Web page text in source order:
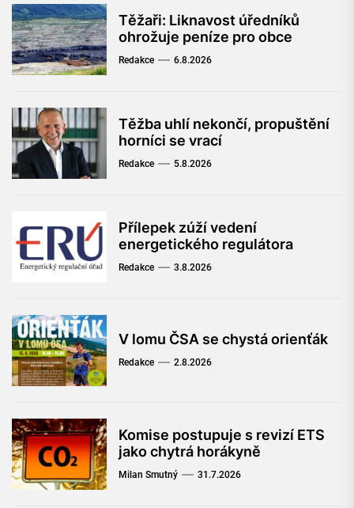
Těžaři: Liknavost úředníků
ohrožuje peníze pro obce
Redakce 6.8.2026
Těžba uhlí nekončí, propuštění
horníci se vrací
Redakce 5.8.2026
Přílepek zúží vedení
energetického regulátora
Redakce 3.8.2026
V lomu ČSA se chystá orienťák
Redakce 2.8.2026
Komise postupuje s revizí ETS
jako chytrá horákyně
Milan Smutný 31.7.2026